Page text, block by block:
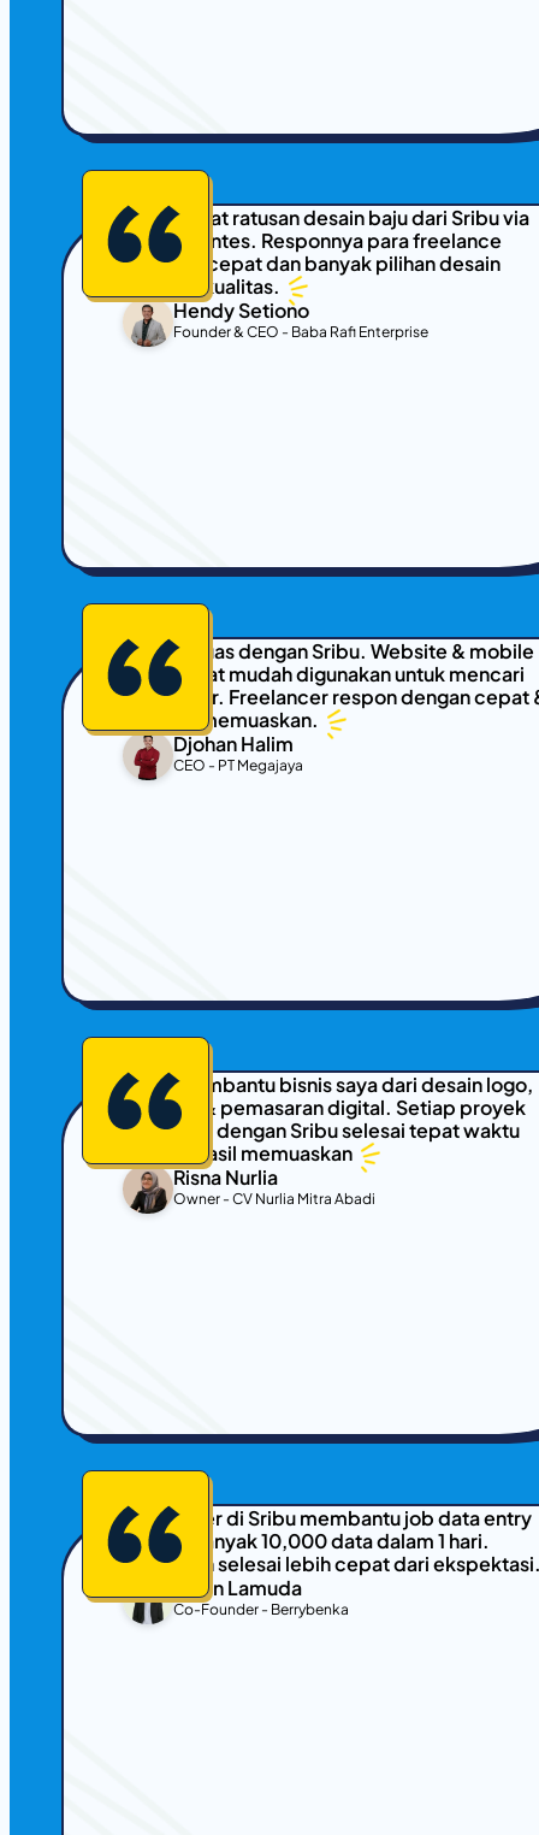
Kami dapat ratusan desain baju dari Sribu via
sistem kontes. Responnya para freelance
desainer cepat dan banyak pilihan desain
yang berkualitas.
Hendy Setiono
Founder & CEO - Baba Rafi Enterprise
Sangat puas dengan Sribu. Website & mobile
app sangat mudah digunakan untuk mencari
freelancer. Freelancer respon dengan cepat
hasilnya memuaskan.
Djohan Halim
CEO - PT Megajaya
Sribu membantu bisnis saya dari desain logo,
website & pemasaran digital. Setiap proyek
yang jalan dengan Sribu selesai tepat waktu
dengan hasil memuaskan
Risna Nurlia
Owner - CV Nurlia Mitra Abadi
Freelancer di Sribu membantu job data entry
saya sebanyak 10,000 data dalam 1 hari.
Pekerjaan selesai lebih cepat dari
Jason Lamuda
Co-Founder - Berrybenka